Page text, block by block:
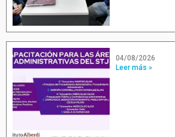
04/08/2026
Leer más »